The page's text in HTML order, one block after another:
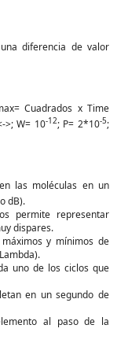
diferencia de valor
Cuadrados x Time
>; W= 10-12; P= 2*10-5;
las moléculas en un
o dB).
permite representar
dispares.
y mínimos de
uno de los ciclos que
en un segundo de
al paso de la